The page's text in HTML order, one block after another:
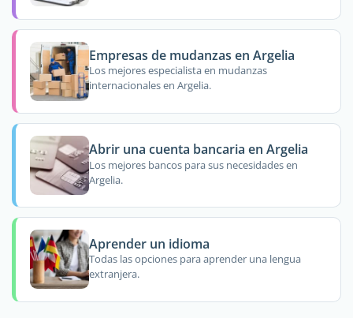
Empresas de mudanzas en Argelia
Los mejores especialista en mudanzas
internacionales en Argelia.
Abrir una cuenta bancaria en Argelia
Los mejores bancos para sus necesidades en
Argelia.
Aprender un idioma
Todas las opciones para aprender una lengua
extranjera.